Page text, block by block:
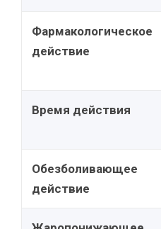
Фармакологическое
действие
Время действия
Обезболивающее
действие